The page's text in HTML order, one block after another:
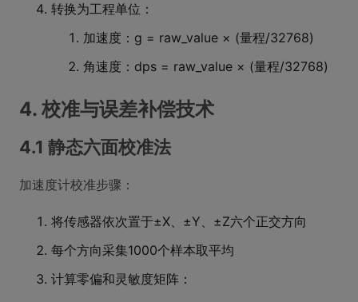
转换为工程单位：
加速度：g = raw_value × (量程/32768)
角速度：dps = raw_value × (量程/32768)
4. 校准与误差补偿技术
4.1 静态六面校准法
加速度计校准步骤：
将传感器依次置于±X、±Y、±Z六个正交方向
每个方向采集1000个样本取平均
计算零偏和灵敏度矩阵：